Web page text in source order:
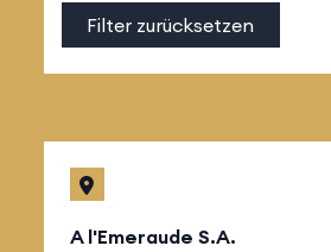
Filter zurücksetzen
A l'Emeraude S.A.